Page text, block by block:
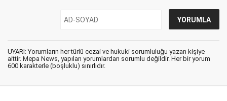
UYARI: Yorumların her türlü cezai ve hukuki sorumluluğu yazan kişiye
aittir. Mepa News, yapılan yorumlardan sorumlu değildir. Her bir yorum
600 karakterle (boşluklu) sınırlıdır.